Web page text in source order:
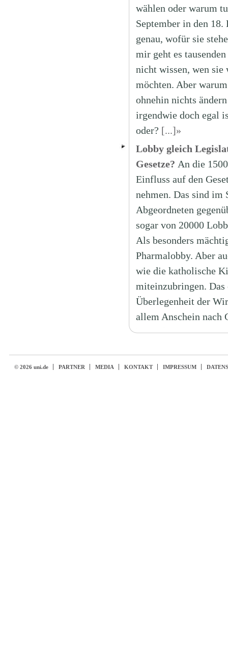
wählen oder warum
September in den
genau, wofür sie
mir geht es
nicht wissen, wen sie
möchten. Aber
ohnehin nichts
irgendwie doch egal
oder? [...]»
Lobby gleich
Gesetze? An die
Einfluss auf den
nehmen. Das sind im
Abgeordneten
sogar von 20000
Als besonders
Pharmalobby. Aber
wie die katholische
miteinzubringen.
Überlegenheit der
allem Anschein nach
© 2026 uni.de PARTNER MEDIA KONTAKT IMPRESSUM